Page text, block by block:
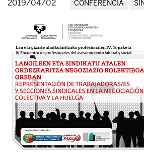
2019/04/02 CONFERENCIA